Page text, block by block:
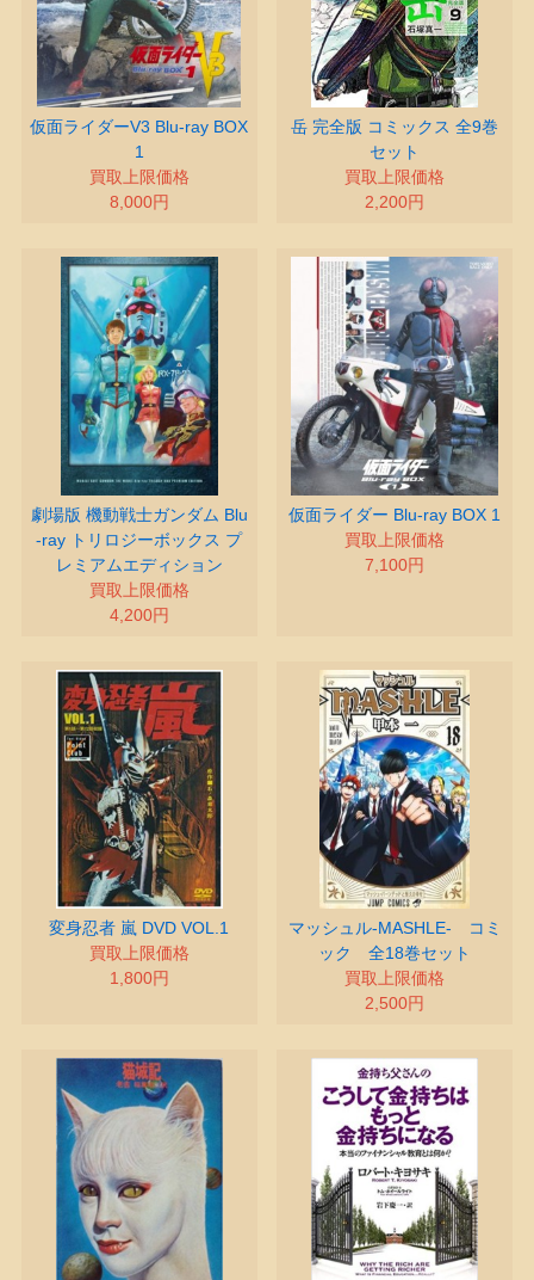
仮面ライダーV3 Blu-ray BOX
1
買取上限価格
8,000円
岳 完全版 コミックス 全9巻
セット
買取上限価格
2,200円
劇場版 機動戦士ガンダム Blu
-ray トリロジーボックス プ
レミアムエディション
買取上限価格
4,200円
仮面ライダー Blu‐ray BOX 1
買取上限価格
7,100円
変身忍者 嵐 DVD VOL.1
買取上限価格
1,800円
マッシュル-MASHLE- コミ
ック 全18巻セット
買取上限価格
2,500円